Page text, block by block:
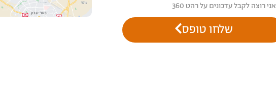
אני רוצה לקבל עדכונים על רהט 360
שלחו טופס